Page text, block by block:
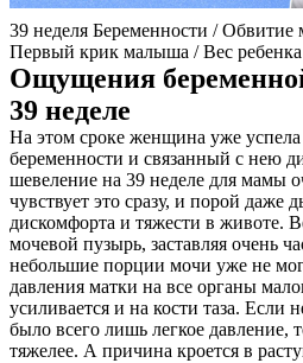
39 неделя Беременности /
Первый крик малыша / Вес ребенка
Ощущения
39 неделе
На этом сроке женщина уже успела
беременности и связанный с нею
шевеление на 39 неделе для мамы
чувствует это сразу, и порой даже
дискомфорта и тяжести в животе.
мочевой пузырь, заставляя очень
небольшие порции мочи уже не
давления матки на все органы
усиливается и на кости таза. Если
было всего лишь легкое давление,
тяжелее. А причина кроется в